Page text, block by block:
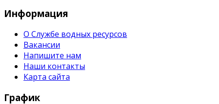
Информация
О Службе водных ресурсов
Вакансии
Напишите нам
Наши контакты
Карта сайта
График